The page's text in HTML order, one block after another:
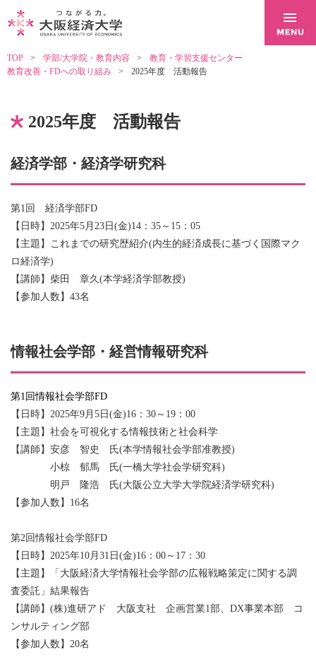
TOP 学部/大学院・教育内容
教育・学習支援センター
教育改善・FDへの取り組み
2025年度 活動報告
2025年度 活動報告
経済学部・経済学研究科
第1回 経済学部FD
【日時】2025年5月23日(金)14：35～15：05
【主題】これまでの研究歴紹介(内生的経済成長に基づく国際マク
ロ経済学)
【講師】柴田 章久(本学経済学部教授)
【参加人数】43名
情報社会学部・経営情報研究科
第1回情報社会学部FD
【日時】2025年9月5日(金)16：30～19：00
【主題】社会を可視化する情報技術と社会科学
【講師】安彦 智史 氏(本学情報社会学部准教授)
小椋 郁馬 氏(一橋大学社会学研究科)
明戸 隆浩 氏(大阪公立大学大学院経済学研究科)
【参加人数】16名
第2回情報社会学部FD
【日時】2025年10月31日(金)16：00～17：30
【主題】「大阪経済大学情報社会学部の広報戦略策定に関する調
査委託」結果報告
【講師】(株)進研アド 大阪支社 企画営業1部、DX事業本部 コ
ンサルティング部
【参加人数】20名